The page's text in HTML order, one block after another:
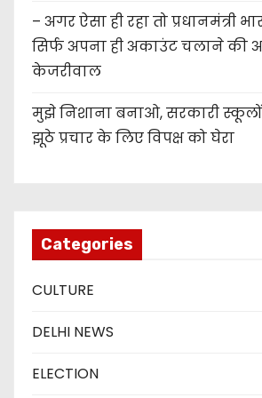
– अगर ऐसा ही रहा तो प्रधानमंत्री
सिर्फ अपना ही अकाउंट चलाने की
केजरीवाल
मुझे निशाना बनाओ, सरकारी
झूठे प्रचार के लिए विपक्ष को घेरा
Categories
CULTURE
DELHI NEWS
ELECTION